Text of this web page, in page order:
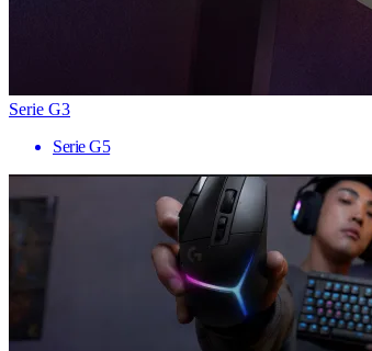
Serie G3
Serie G5